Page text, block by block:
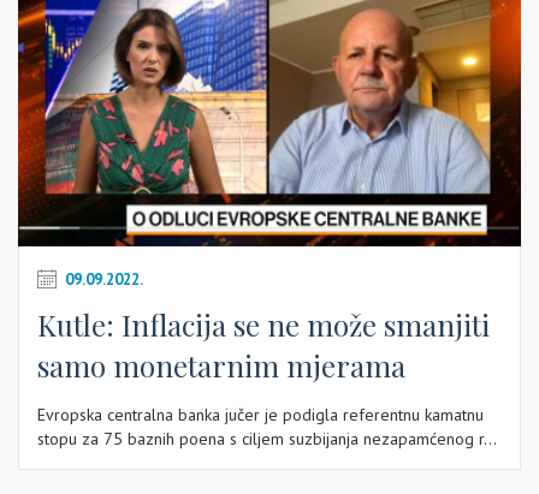
09.09.2022.
Kutle: Inflacija se ne može smanjiti
samo monetarnim mjerama
Evropska centralna banka jučer je podigla referentnu kamatnu
stopu za 75 baznih poena s ciljem suzbijanja nezapamćenog r...